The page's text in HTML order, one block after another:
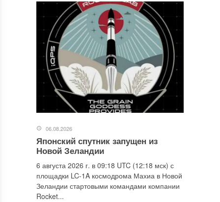
06.08.2026
Японский спутник запущен из
Новой Зеландии
6 августа 2026 г. в 09:18 UTC (12:18 мск) с
площадки LC-1A космодрома Махиа в Новой
Зеландии стартовыми командами компании
Rocket...